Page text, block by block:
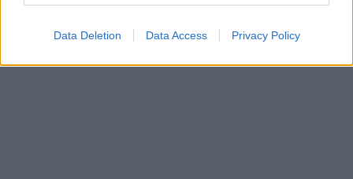
Data Deletion Data Access Privacy Policy